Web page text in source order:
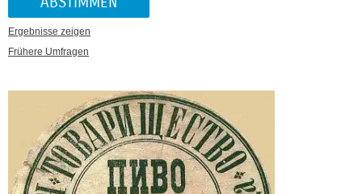
Ergebnisse zeigen
Frühere Umfragen